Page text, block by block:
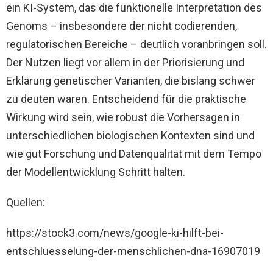
ein KI-System, das die funktionelle Interpretation des
Genoms – insbesondere der nicht codierenden,
regulatorischen Bereiche – deutlich voranbringen soll.
Der Nutzen liegt vor allem in der Priorisierung und
Erklärung genetischer Varianten, die bislang schwer
zu deuten waren. Entscheidend für die praktische
Wirkung wird sein, wie robust die Vorhersagen in
unterschiedlichen biologischen Kontexten sind und
wie gut Forschung und Datenqualität mit dem Tempo
der Modellentwicklung Schritt halten.
Quellen:
https://stock3.com/news/google-ki-hilft-bei-
entschluesselung-der-menschlichen-dna-16907019